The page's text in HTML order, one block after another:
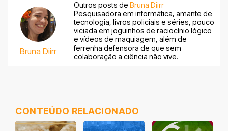
Bruna Diirr
Outros posts de Bruna Diirr
Pesquisadora em informática, amante de
tecnologia, livros policiais e séries, pouco
viciada em joguinhos de raciocínio lógico
e vídeos de maquiagem, além de
ferrenha defensora de que sem
colaboração a ciência não vive.
CONTEÚDO RELACIONADO